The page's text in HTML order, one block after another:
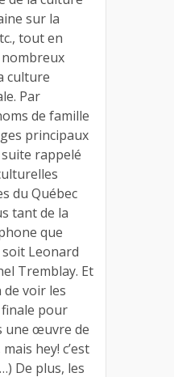
sur la
tout en
nombreux
culture
Par
de famille
principaux
rappelé
du Québec
tant de la
que
Leonard
Tremblay. Et
voir les
finale pour
une œuvre de
hey! c’est
De plus, les